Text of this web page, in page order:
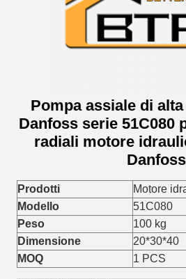
Pompa assiale di
Danfoss serie 51C080
radiali motore
Danfoss
Prodotti
Motore
Modello
51C080
Peso
100 kg
Dimensione
20*30*40
MOQ
1 PCS